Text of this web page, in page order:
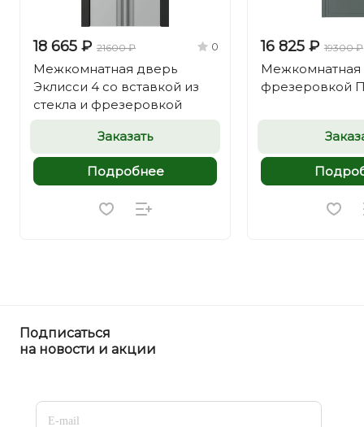
18 665 ₽ 21600 ₽ 0
Межкомнатная дверь
Эклисси 4 со вставкой из
стекла и фрезеровкой
Заказать
Подробнее
16 825 ₽ 19300 ₽
Межкомнатная
фрезеровкой
Подписаться
на новости и акции